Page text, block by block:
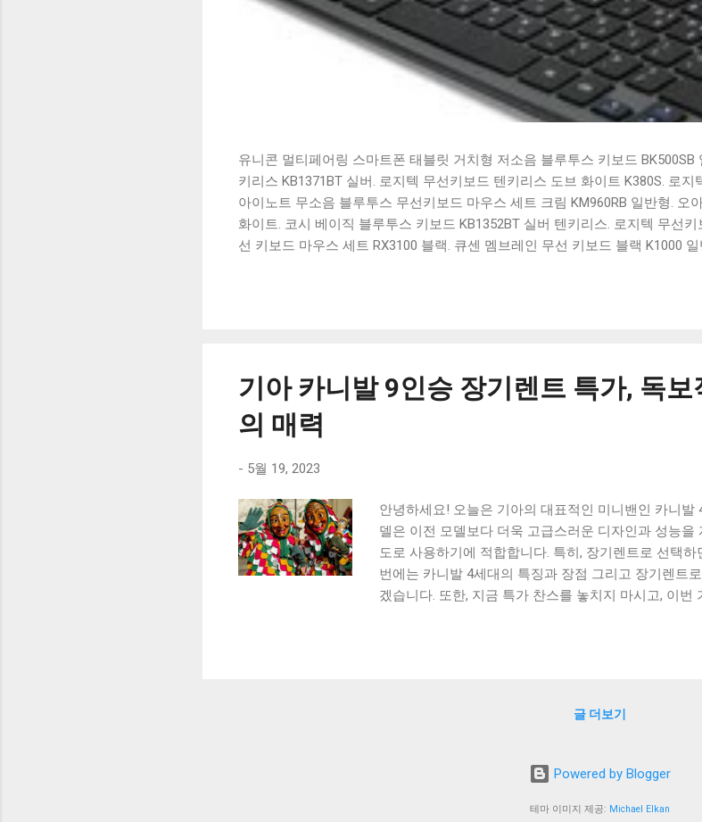
유니콘 멀티페어링 스마트폰 태블릿 거치형 저소음 블루투스 키보드
키리스 KB1371BT 실버. 로지텍 무선키보드 텐키리스 도브 화이트 K380S. 로
아이노트 무소음 블루투스 무선키보드 마우스 세트 크림 KM960RB 일반형. 오
화이트. 코시 베이직 블루투스 키보드 KB1352BT 실버 텐키리스. 로지텍 무선
선 키보드 마우스 세트 RX3100 블랙. 큐센 멤브레인 무선 키보드 블랙 K1000
상품 하나를 사더라도 종류도 많고, 가격도 다양해서 결정이 많이 어려우시죠
기아 카니발 9인승 장기렌트 특가, 독
의 매력
- 5월 19, 2023
안녕하세요! 오늘은 기아의 대표적인 미니밴인 카니
델은 이전 모델보다 더욱 고급스러운 디자인과 성능
도로 사용하기에 적합합니다. 특히, 장기렌트로 선택
번에는 카니발 4세대의 특징과 장점 그리고 장기렌트
겠습니다. 또한, 지금 특가 찬스를 놓치지 마시고, 이번
지 마세요 맺음말 기아 카니발 4세대의 특징과 장점
면 4,022L의 대용량 수납 공간을 확보할 수 있는데, 이
뛰어나다. 최고 출력 294마력과 최대 토크 36.0kg.m을
난 주행 성능을 보여준다. 또한, 8단 자동 변속기를 장
째로, 카니발 4세대는 안전성이 높다. 차량 안전 장치
글 더보기
Powered by Blogger
테마 이미지 제공: Michael Elkan